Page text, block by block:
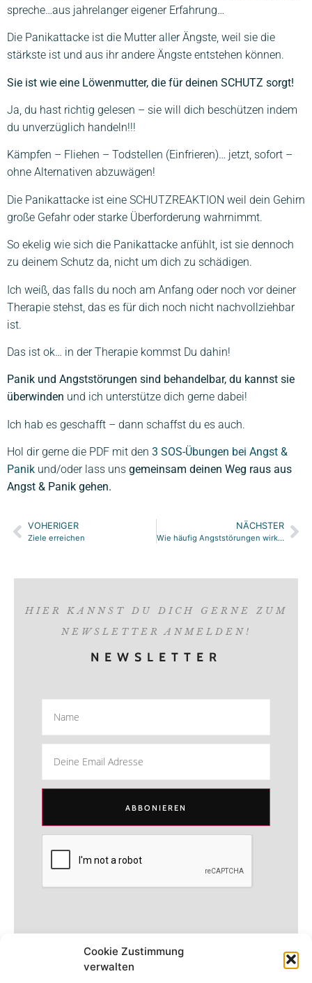
Cookie Zustimmung
verwalten
spreche…aus jahrelanger eigener Erfahrung…
Die Panikattacke ist die Mutter aller Ängste, weil sie die
stärkste ist und aus ihr andere Ängste entstehen können.
Sie ist wie eine Löwenmutter, die für deinen SCHUTZ sorgt!
Ja, du hast richtig gelesen – sie will dich beschützen indem
du unverzüglich handeln!!!
Kämpfen – Fliehen – Todstellen (Einfrieren)… jetzt, sofort –
ohne Alternativen abzuwägen!
Die Panikattacke ist eine SCHUTZREAKTION weil dein Gehirn
große Gefahr oder starke Überforderung wahrnimmt.
So ekelig wie sich die Panikattacke anfühlt, ist sie dennoch
zu deinem Schutz da, nicht um dich zu schädigen.
Ich weiß, das falls du noch am Anfang oder noch vor deiner
Therapie stehst, das es für dich noch nicht nachvollziehbar
ist.
Das ist ok… in der Therapie kommst Du dahin!
Panik und Angststörungen sind behandelbar, du kannst sie
überwinden und ich unterstütze dich gerne dabei!
Ich hab es geschafft – dann schaffst du es auch.
Hol dir gerne die PDF mit den 3 SOS-Übungen bei Angst &
Panik und/oder lass uns gemeinsam deinen Weg raus aus
Angst & Panik gehen.
VOHERIGER
Ziele erreichen
NÄCHSTER
Wie häufig Angststörungen wirklich sind – und was dagegen hilft?
HIER KANNST DU DICH GERNE ZUM
NEWSLETTER ANMELDEN!
NEWSLETTER
ABBONIEREN